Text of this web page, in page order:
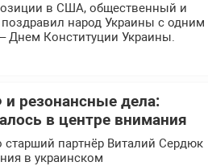
в США, общественный и
народ Украины с одним
Днем Конституции Украины.
резонансные дела:
в центре внимания
старший партнёр Виталий Сердюк
в украинском